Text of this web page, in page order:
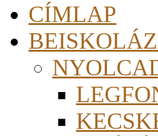
CÍMLAP